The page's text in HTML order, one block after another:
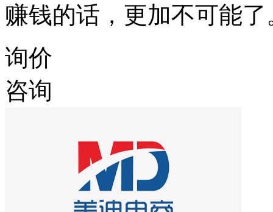
赚钱的话，更加不可能了
询价
咨询